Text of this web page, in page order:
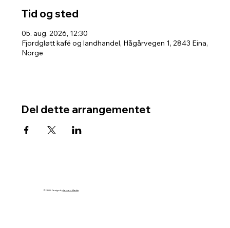
Tid og sted
05. aug. 2026, 12:30
Fjordgløtt kafé og landhandel, Hågårvegen 1, 2843 Eina,
Norge
Del dette arrangementet
© 2025 Design byLemen Media